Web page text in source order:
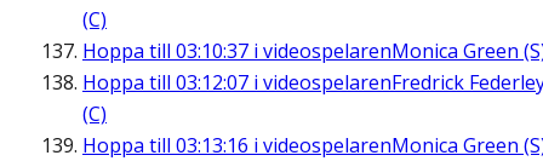
(C)
Hoppa till 03:10:37 i videospelarenMonica Green
Hoppa till 03:12:07 i videospelarenFredrick
(C)
Hoppa till 03:13:16 i videospelarenMonica Green